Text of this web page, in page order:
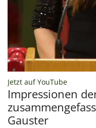
Jetzt auf YouTube:
Impressionen
Gauster